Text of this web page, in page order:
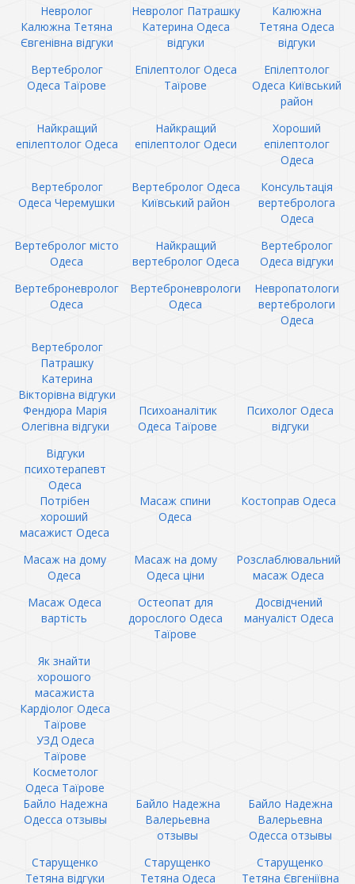
Невролог
Калюжна Тетяна
Євгенівна відгуки
Невролог Патрашку
Катерина Одеса
відгуки
Калюжна
Тетяна Одеса
відгуки
Вертебролог
Одеса Таїрове
Епілептолог Одеса
Таїрове
Епілептолог
Одеса Київський
район
Найкращий
епілептолог Одеса
Найкращий
епілептолог Одеси
Хороший
епілептолог
Одеса
Вертебролог
Одеса Черемушки
Вертебролог Одеса
Київський район
Консультація
вертебролога
Одеса
Вертебролог місто
Одеса
Найкращий
вертебролог Одеса
Вертебролог
Одеса відгуки
Вертеброневролог
Одеса
Вертеброневрологи
Одеса
Невропатологи
вертебрологи
Одеса
Вертебролог
Патрашку
Катерина
Вікторівна відгуки
Фендюра Марія
Олегівна відгуки
Психоаналітик
Одеса Таїрове
Психолог Одеса
відгуки
Відгуки
психотерапевт
Одеса
Потрібен
хороший
масажист Одеса
Масаж спини
Одеса
Костоправ Одеса
Масаж на дому
Одеса
Масаж на дому
Одеса ціни
Розслаблювальний
масаж Одеса
Масаж Одеса
вартість
Остеопат для
дорослого Одеса
Таїрове
Досвідчений
мануаліст Одеса
Як знайти
хорошого
масажиста
Кардіолог Одеса
Таїрове
УЗД Одеса
Таїрове
Косметолог
Одеса Таїрове
Байло Надежна
Одесса отзывы
Байло Надежна
Валерьевна
отзывы
Байло Надежна
Валерьевна
Одесса отзывы
Старущенко
Тетяна відгуки
Старущенко
Тетяна Одеса
Старущенко
Тетяна Євгеніївна